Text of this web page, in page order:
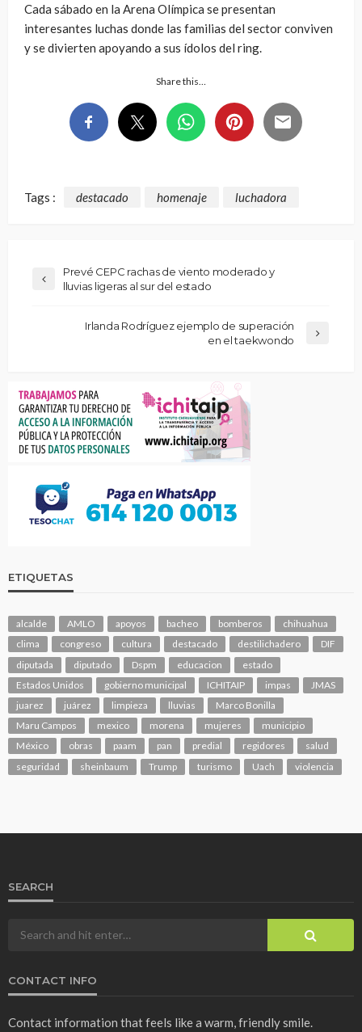
Cada sábado en la Arena Olímpica se presentan
interesantes luchas donde las familias del sector conviven
y se divierten apoyando a sus ídolos del ring.
Share this…
Tags : destacado homenaje luchadora
Prevé CEPC rachas de viento moderado y
lluvias ligeras al sur del estado
Irlanda Rodríguez ejemplo de superación
en el taekwondo
ETIQUETAS
alcalde AMLO apoyos bacheo bomberos
chihuahua
clima
congreso cultura destacado destilichadero
DIF
diputada
diputado Dspm educacion
estado
Estados Unidos
gobierno municipal ICHITAIP impas
JMAS
juarez
juárez limpieza lluvias
Marco Bonilla
Maru Campos
mexico morena mujeres
municipio
México
obras paam pan predial regidores
salud
seguridad
sheinbaum Trump turismo Uach violencia
SEARCH
CONTACT INFO
Contact information that feels like a warm, friendly smile.